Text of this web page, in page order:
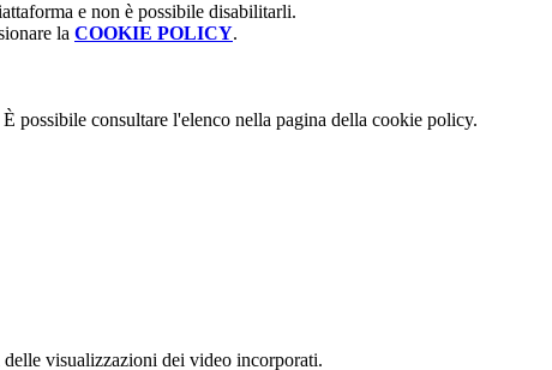
e non è possibile disabilitarli.
la COOKIE POLICY.
possibile consultare l'elenco nella pagina della cookie policy.
delle visualizzazioni dei video incorporati.